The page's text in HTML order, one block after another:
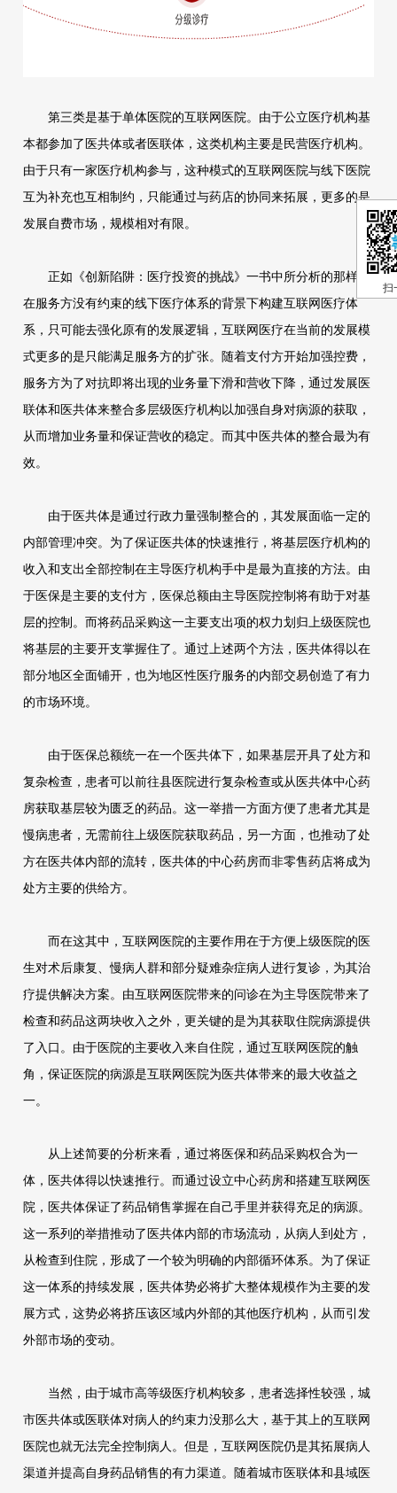
第三类是基于单体医院的互联网医院。由于公立医疗机构基
本都参加了医共体或者医联体，这类机构主要是民营医疗机构。
由于只有一家医疗机构参与，这种模式的互联网医院与线下医院
互为补充也互相制约，只能通过与药店的协同来拓展，更多的是
发展自费市场，规模相对有限。
正如《创新陷阱：医疗投资的挑战》一书中所分析的那样，
在服务方没有约束的线下医疗体系的背景下构建互联网医疗体
系，只可能去强化原有的发展逻辑，互联网医疗在当前的发展模
式更多的是只能满足服务方的扩张。随着支付方开始加强控费，
服务方为了对抗即将出现的业务量下滑和营收下降，通过发展医
联体和医共体来整合多层级医疗机构以加强自身对病源的获取，
从而增加业务量和保证营收的稳定。而其中医共体的整合最为有
效。
由于医共体是通过行政力量强制整合的，其发展面临一定的
内部管理冲突。为了保证医共体的快速推行，将基层医疗机构的
收入和支出全部控制在主导医疗机构手中是最为直接的方法。由
于医保是主要的支付方，医保总额由主导医院控制将有助于对基
层的控制。而将药品采购这一主要支出项的权力划归上级医院也
将基层的主要开支掌握住了。通过上述两个方法，医共体得以在
部分地区全面铺开，也为地区性医疗服务的内部交易创造了有力
的市场环境。
由于医保总额统一在一个医共体下，如果基层开具了处方和
复杂检查，患者可以前往县医院进行复杂检查或从医共体中心药
房获取基层较为匮乏的药品。这一举措一方面方便了患者尤其是
慢病患者，无需前往上级医院获取药品，另一方面，也推动了处
方在医共体内部的流转，医共体的中心药房而非零售药店将成为
处方主要的供给方。
而在这其中，互联网医院的主要作用在于方便上级医院的医
生对术后康复、慢病人群和部分疑难杂症病人进行复诊，为其治
疗提供解决方案。由互联网医院带来的问诊在为主导医院带来了
检查和药品这两块收入之外，更关键的是为其获取住院病源提供
了入口。由于医院的主要收入来自住院，通过互联网医院的触
角，保证医院的病源是互联网医院为医共体带来的最大收益之
一。
从上述简要的分析来看，通过将医保和药品采购权合为一
体，医共体得以快速推行。而通过设立中心药房和搭建互联网医
院，医共体保证了药品销售掌握在自己手里并获得充足的病源。
这一系列的举措推动了医共体内部的市场流动，从病人到处方，
从检查到住院，形成了一个较为明确的内部循环体系。为了保证
这一体系的持续发展，医共体势必将扩大整体规模作为主要的发
展方式，这势必将挤压该区域内外部的其他医疗机构，从而引发
外部市场的变动。
当然，由于城市高等级医疗机构较多，患者选择性较强，城
市医共体或医联体对病人的约束力没那么大，基于其上的互联网
医院也就无法完全控制病人。但是，互联网医院仍是其拓展病人
渠道并提高自身药品销售的有力渠道。随着城市医联体和县域医
扫